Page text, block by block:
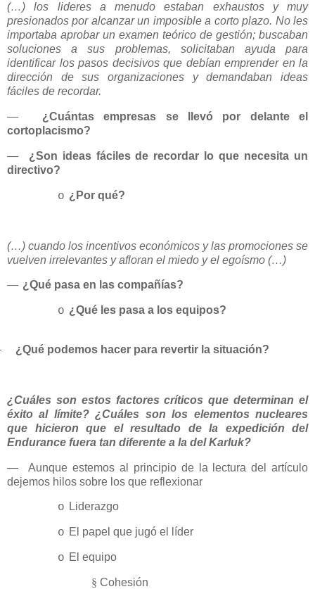
(…) los lideres a menudo estaban exhaustos y muy
presionados por alcanzar un imposible a corto plazo. No les
importaba aprobar un examen teórico de gestión; buscaban
soluciones a sus problemas, solicitaban ayuda para
identificar los pasos decisivos que debían emprender en la
dirección de sus organizaciones y demandaban ideas
fáciles de recordar.
—
¿Cuántas empresas se llevó por delante el
cortoplacismo?
—
¿Son ideas fáciles de recordar lo que necesita un
directivo?
o ¿Por qué?
(…) cuando los incentivos económicos y las promociones se
vuelven irrelevantes y afloran el miedo y el egoísmo (…)
— ¿Qué pasa en las compañías?
o ¿Qué les pasa a los equipos?
¿Qué podemos hacer para revertir la situación?
¿Cuáles son estos factores críticos que determinan el
éxito al límite? ¿Cuáles son los elementos nucleares
que hicieron que el resultado de la expedición del
Endurance fuera tan diferente a la del Karluk?
—
Aunque estemos al principio de la lectura del artículo
dejemos hilos sobre los que reflexionar
o Liderazgo
o El papel que jugó el líder
o El equipo
§ Cohesión